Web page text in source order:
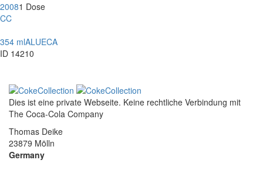
20081 Dose
CC
354 mlALUECA
ID 14210
Dies ist eine private Webseite. Keine rechtliche Verbindung mit
The Coca-Cola Company
Thomas Deike
23879 Mölln
Germany